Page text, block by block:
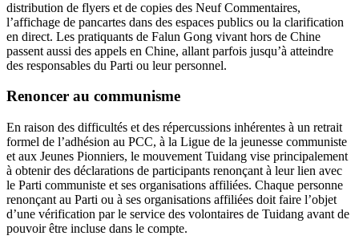
distribution de flyers et de copies des Neuf Commentaires,
l’affichage de pancartes dans des espaces publics ou la clarification
en direct. Les pratiquants de Falun Gong vivant hors de Chine
passent aussi des appels en Chine, allant parfois jusqu’à atteindre
des responsables du Parti ou leur personnel.
Renoncer au communisme
En raison des difficultés et des répercussions inhérentes à un retrait
formel de l’adhésion au PCC, à la Ligue de la jeunesse communiste
et aux Jeunes Pionniers, le mouvement Tuidang vise principalement
à obtenir des déclarations de participants renonçant à leur lien avec
le Parti communiste et ses organisations affiliées. Chaque personne
renonçant au Parti ou à ses organisations affiliées doit faire l’objet
d’une vérification par le service des volontaires de Tuidang avant de
pouvoir être incluse dans le compte.